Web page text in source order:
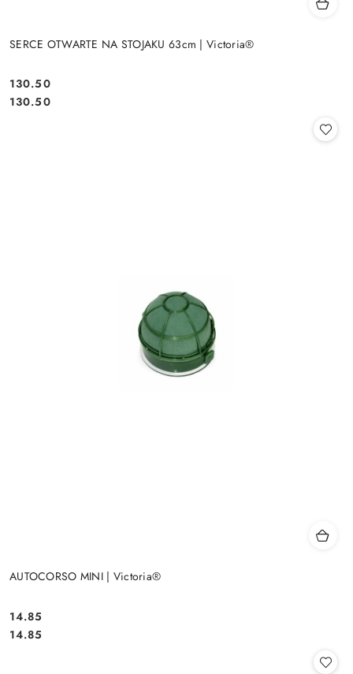
SERCE OTWARTE NA STOJAKU 63cm | Victoria®
Cena:
130.50
Cena:
130.50
AUTOCORSO MINI | Victoria®
Cena:
14.85
Cena:
14.85